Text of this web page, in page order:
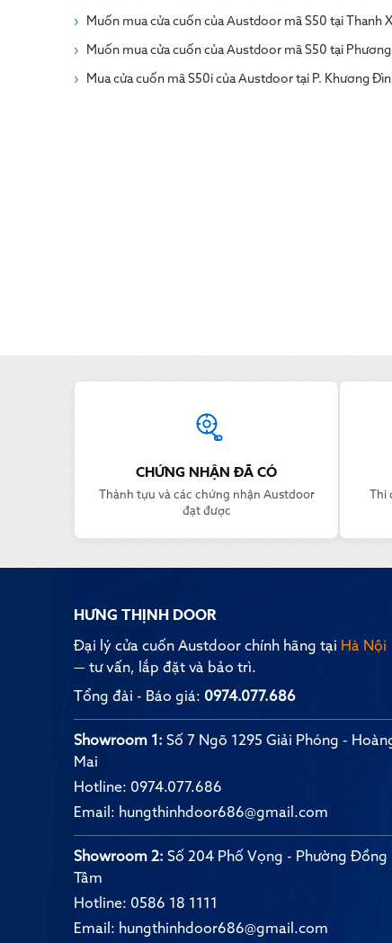
Muốn mua cửa cuốn của Austdoor mã S50 tại Thanh
Muốn mua cửa cuốn của Austdoor mã S50 tại
Mua cửa cuốn mã S50i của Austdoor tại P. Khương
Thông tin Austdoor
CHỨNG NHẬN ĐÃ CÓ
Thành tựu và các chứng nhận Austdoor
đạt được
HƯNG THỊNH DOOR
Đại lý cửa cuốn Austdoor chính hãng tại Hà Nội
— tư vấn, lắp đặt và bảo trì.
Tổng đài - Báo giá: 0974.077.686
Showroom 1: Số 7 Ngõ 1295 Giải Phóng -
Mai
Hotline: 0974.077.686
Email: hungthinhdoor686@gmail.com
Showroom 2: Số 204 Phố Vọng - Phường Đồng
Tâm
Hotline: 0586 18 1111
Email: hungthinhdoor686@gmail.com